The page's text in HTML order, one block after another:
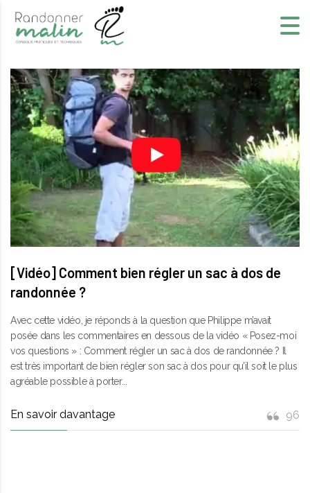
[Vidéo] Comment bien régler un sac à dos de
randonnée ?
Avec cette vidéo, je réponds à la question que Philippe m’avait
posée dans les commentaires en dessous de la vidéo « Posez-moi
vos questions » : Comment régler un sac à dos de randonnée ? Il
est très important de bien régler son sac à dos pour qu’il soit le plus
agréable possible à porter...
En savoir davantage 96